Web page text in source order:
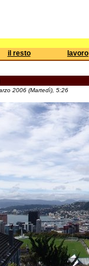
il resto lavoro
2006 (Martedì), 5:26